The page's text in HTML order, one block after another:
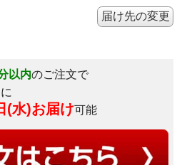
以内のご注文で
に
(水)お届け可能
届け先の変更